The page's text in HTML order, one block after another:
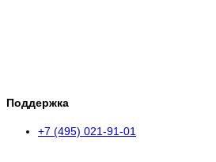
Поддержка
+7 (495) 021-91-01